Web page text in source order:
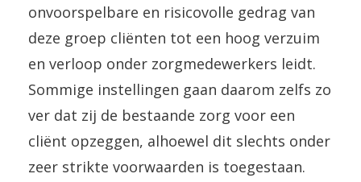
onvoorspelbare en risicovolle gedrag van
deze groep cliënten tot een hoog verzuim
en verloop onder zorgmedewerkers leidt.
Sommige instellingen gaan daarom zelfs zo
ver dat zij de bestaande zorg voor een
cliënt opzeggen, alhoewel dit slechts onder
zeer strikte voorwaarden is toegestaan.